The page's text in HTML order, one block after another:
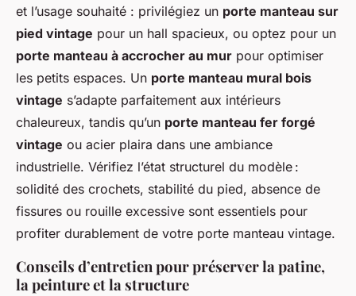
et l’usage souhaité : privilégiez un porte manteau sur
pied vintage pour un hall spacieux, ou optez pour un
porte manteau à accrocher au mur pour optimiser
les petits espaces. Un porte manteau mural bois
vintage s’adapte parfaitement aux intérieurs
chaleureux, tandis qu’un porte manteau fer forgé
vintage ou acier plaira dans une ambiance
industrielle. Vérifiez l’état structurel du modèle :
solidité des crochets, stabilité du pied, absence de
fissures ou rouille excessive sont essentiels pour
profiter durablement de votre porte manteau vintage.
Conseils d’entretien pour préserver la patine,
la peinture et la structure